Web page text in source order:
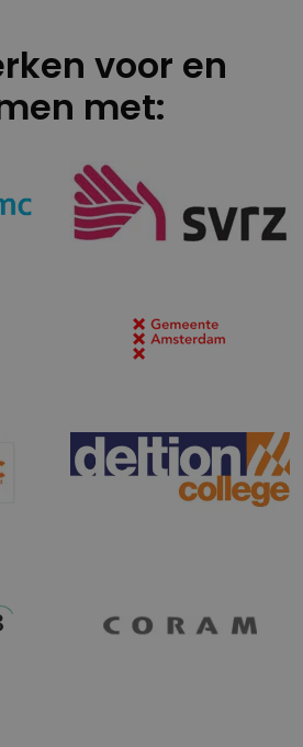
voor en
met: